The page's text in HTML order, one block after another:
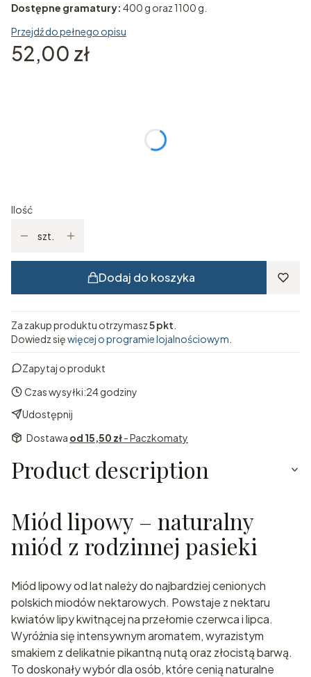
Dostępne gramatury: 400 g oraz 1100 g.
Przejdź do pełnego opisu
Cena
52,00 zł
Ilość
szt.
Dodaj do koszyka
Za zakup produktu otrzymasz5 pkt
Dowiedz sięwięcej o programie lojalnościowym.
Zapytaj o produkt
Czas wysyłki:24 godziny
Udostępnij
Dostawa od 15,50 zł- Paczkomaty
Product description
Miód lipowy – naturalny
miód z rodzinnej pasieki
Miód lipowy od lat należy do najbardziej cenionych
polskich miodów nektarowych. Powstaje z nektaru
kwiatów lipy kwitnącej na przełomie czerwca i lipca.
Wyróżnia się intensywnym aromatem, wyrazistym
smakiem z delikatnie pikantną nutą oraz złocistą barwą.
To doskonały wybór dla osób, które cenią naturalne